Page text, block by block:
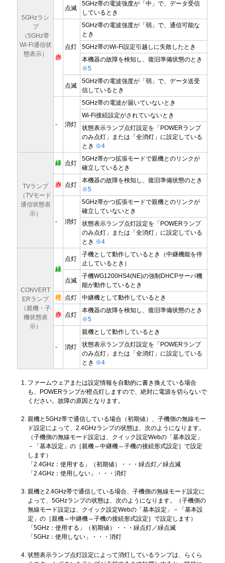
5GHzラン
プ
（5GHz帯
Wi-Fi通信状
態表示）
点滅
5GHz帯の電波強度が「中」で、データ受信
しているとき
赤
点灯
5GHz帯の電波強度が「弱」で、通信可能な
とき
5GHz帯のWi-Fi設定引越しに失敗したとき
本機器の故障を検知し、復旧準備状態のとき
※5
点滅
5GHz帯の電波強度が「弱」で、データ送受
信しているとき
- 消灯
5GHz帯の電波が届いていないとき
Wi-Fi接続設定がされていないとき
状態表示ランプ点灯設定を「POWERランプ
のみ点灯」または「全消灯」に設定している
とき ※4
TVランプ
（TVモード
通信状態表
示）
緑 点灯
5GHz帯かつ拡張モードで親機とのリンクが
確立しているとき
赤 点灯
本機器の故障を検知し、復旧準備状態のとき
※5
- 消灯
5GHz帯かつ拡張モードで親機とのリンクが
確立していないとき
状態表示ランプ点灯設定を「POWERランプ
のみ点灯」または「全消灯」に設定している
とき ※4
CONVERT
ERランプ
（親機・子
機状態表
示）
緑
点灯
子機として動作しているとき（中継機能を停
止しているとき）
点滅
子機WG1200HS4(NE)の強制DHCPサーバ機
能が動作しているとき
橙
点灯 中継機として動作しているとき
赤 点灯
本機器の故障を検知し、復旧準備状態のとき
※5
- 消灯
親機として動作しているとき
状態表示ランプ点灯設定を「POWERランプ
のみ点灯」または「全消灯」に設定している
とき ※4
ファームウェアまたは設定情報を自動的に書き換えている場合
も、POWERランプが橙点灯しますので、絶対に電源を切らないで
ください。故障の原因となります。
親機と5GHz帯で通信している場合（初期値）、子機側の無線モー
ド設定によって、2.4GHzランプの状態は、次のようになります。
（子機側の無線モード設定は、クイック設定Webの「基本設定」
－「基本設定」の［親機⇔中継機⇔子機の接続形式設定］で設定
します）
「2.4GHz：使用する」（初期値）・・・緑点灯／緑点滅
「2.4GHz：使用しない」・・・消灯
親機と2.4GHz帯で通信している場合、子機側の無線モード設定に
よって、5GHzランプの状態は、次のようになります。（子機側の
無線モード設定は、クイック設定Webの「基本設定」－「基本設
定」の［親機⇔中継機⇔子機の接続形式設定］で設定します）
「5GHz：使用する」（初期値）・・・緑点灯／緑点滅
「5GHz：使用しない」・・・消灯
状態表示ランプ点灯設定によって消灯しているランプは、らくら